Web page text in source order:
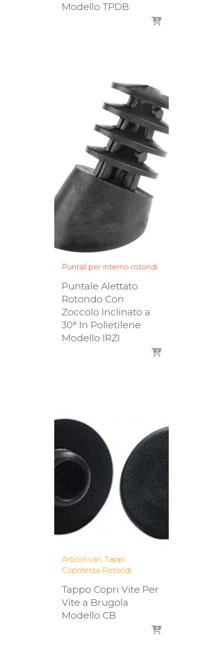
Modello TPDB
Puntali per interno rotondi
Puntale Alettato
Rotondo Con
Zoccolo Inclinato a
30° In Polietilene
Modello IRZI
Articoli vari Tappi
Copritesta Rotondi
Tappo Copri Vite Per
Vite a Brugola
Modello CB